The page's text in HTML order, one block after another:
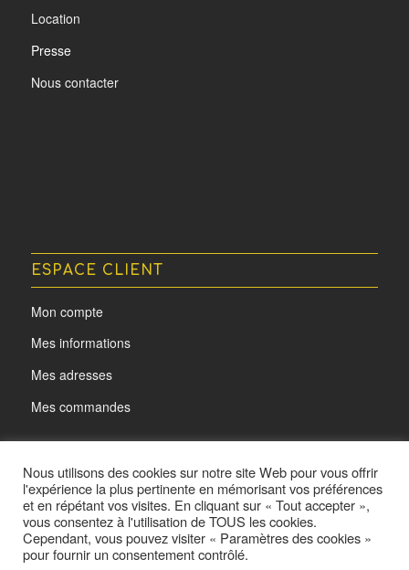
Location
Presse
Nous contacter
ESPACE CLIENT
Mon compte
Mes informations
Mes adresses
Mes commandes
Nous utilisons des cookies sur notre site Web pour vous offrir
l'expérience la plus pertinente en mémorisant vos préférences
et en répétant vos visites. En cliquant sur « Tout accepter »,
vous consentez à l'utilisation de TOUS les cookies.
Cependant, vous pouvez visiter « Paramètres des cookies »
pour fournir un consentement contrôlé.